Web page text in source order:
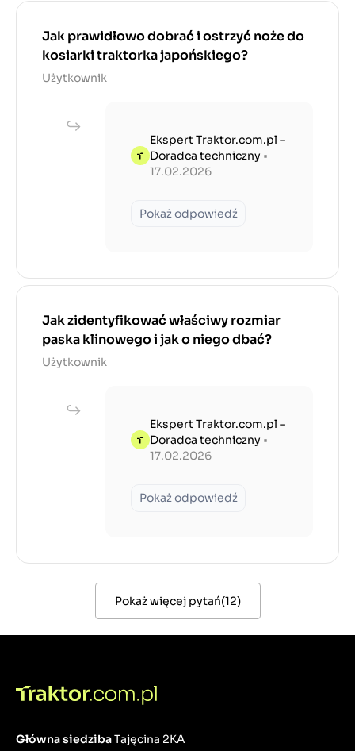
Jak prawidłowo dobrać i ostrzyć noże do
kosiarki traktorka japońskiego?
Użytkownik
Ekspert Traktor.com.pl –
Doradca techniczny •
17.02.2026
Pokaż odpowiedź
Jak zidentyfikować właściwy rozmiar
paska klinowego i jak o niego dbać?
Użytkownik
Ekspert Traktor.com.pl –
Doradca techniczny •
17.02.2026
Pokaż odpowiedź
Pokaż więcej pytań(12)
Główna siedzibaTajęcina 2KA